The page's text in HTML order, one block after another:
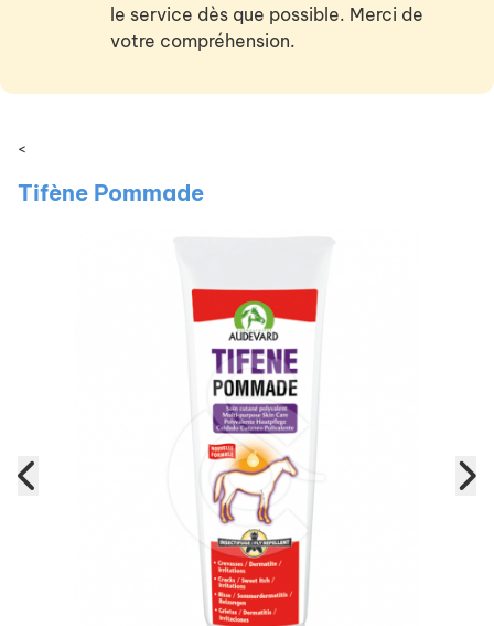
le service dès que possible. Merci de
votre compréhension.
<
Tifène Pommade